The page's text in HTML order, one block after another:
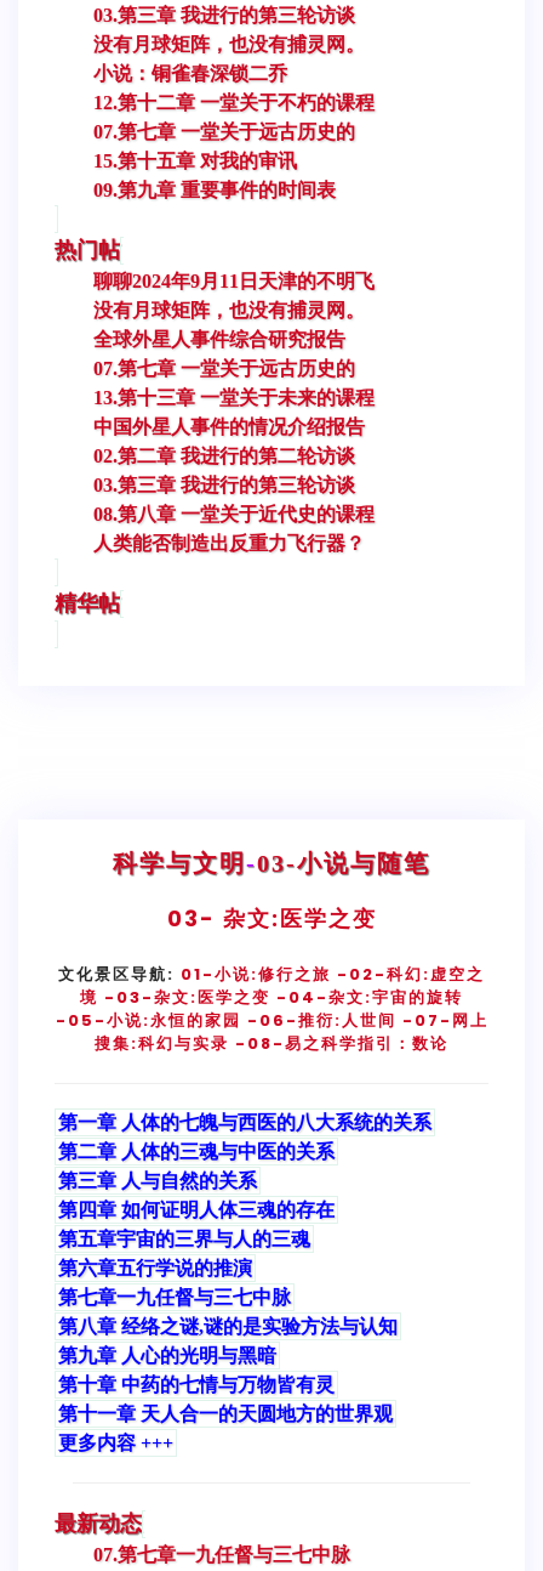
03.第三章 我进行的第三轮访谈
没有月球矩阵，也没有捕灵网。
小说：铜雀春深锁二乔
12.第十二章 一堂关于不朽的课程
07.第七章 一堂关于远古历史的
15.第十五章 对我的审讯
09.第九章 重要事件的时间表
热门帖
聊聊2024年9月11日天津的不明飞
没有月球矩阵，也没有捕灵网。
全球外星人事件综合研究报告
07.第七章 一堂关于远古历史的
13.第十三章 一堂关于未来的课程
中国外星人事件的情况介绍报告
02.第二章 我进行的第二轮访谈
03.第三章 我进行的第三轮访谈
08.第八章 一堂关于近代史的课程
人类能否制造出反重力飞行器？
精华帖
科学与文明 -03-小说与随笔
03- 杂文:医学之变
文化景区导航: 01-小说:修行之旅 -02-科幻:虚空之
境 -03-杂文:医学之变 -04-杂文:宇宙的旋转
-05-小说:永恒的家园 -06-推衍:人世间 -07-网上
搜集:科幻与实录 -08-易之科学指引：数论
第一章 人体的七魄与西医的八大系统的关系
第二章 人体的三魂与中医的关系
第三章 人与自然的关系
第四章 如何证明人体三魂的存在
第五章宇宙的三界与人的三魂
第六章五行学说的推演
第七章一九任督与三七中脉
第八章 经络之谜,谜的是实验方法与认知
第九章 人心的光明与黑暗
第十章 中药的七情与万物皆有灵
第十一章 天人合一的天圆地方的世界观
更多内容 +++
最新动态
07.第七章一九任督与三七中脉